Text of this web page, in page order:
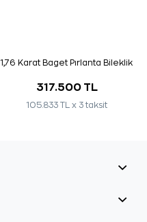
1,76 Karat Baget Pırlanta Bileklik
317.500 TL
105.833 TL x 3 taksit